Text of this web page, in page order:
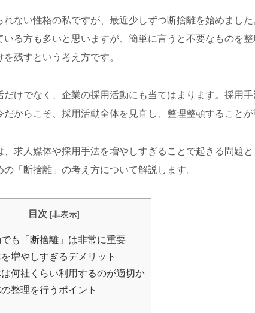
tt
er
e
n
a
e
れない性格の私ですが、最近少しずつ断捨離を始めまし
いる方も多いと思いますが、簡単に言うと不要なものを
を残すという考え方です。
だけでなく、企業の採用活動にも当てはまります。採用
だからこそ、採用活動全体を見直し、整理整頓することが
、求人媒体や採用手法を増やしすぎることで起きる問題
の「断捨離」の考え方について解説します。
目次 [非表示]
も「断捨離」は非常に重要
増やしすぎるデメリット
何社くらい利用するのが適切か
整理を行うポイント